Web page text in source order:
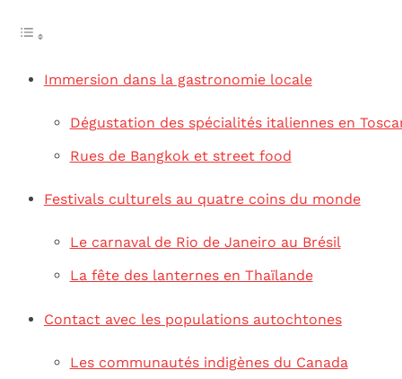
Immersion dans la gastronomie locale
Dégustation des spécialités italiennes en
Rues de Bangkok et street food
Festivals culturels au quatre coins du monde
Le carnaval de Rio de Janeiro au Brésil
La fête des lanternes en Thaïlande
Contact avec les populations autochtones
Les communautés indigènes du Canada